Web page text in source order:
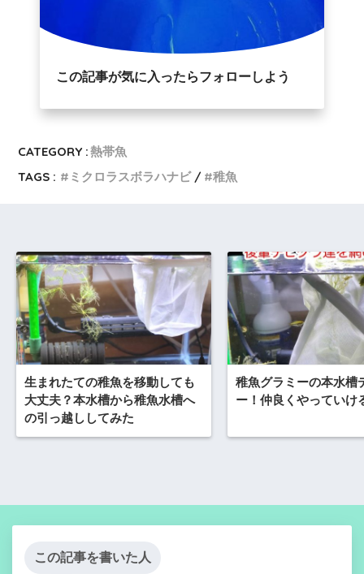
この記事が気に入ったらフォローしよう
CATEGORY :熱帯魚
TAGS :
ミクロラスボラハナビ 稚魚
生まれたての稚魚を移動しても
大丈夫？本水槽から稚魚水槽へ
の引っ越ししてみた
稚魚グラミーの本水槽
ー！仲良くやっていけ
この記事を書いた人